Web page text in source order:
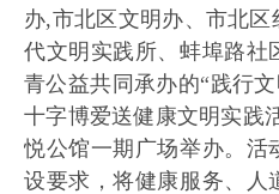
办,市北区文明办、市北
代文明实践所、蚌埠路社
青公益共同承办的“践行
十字博爱送健康文明实践
悦公馆一期广场举办。活
设要求，将健康服务、人